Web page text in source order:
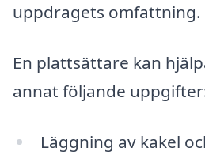
uppdragets omfattning.
En plattsättare kan
annat följande
Läggning av kakel